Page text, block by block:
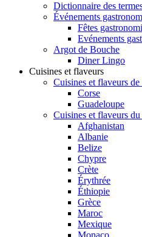
Dictionnaire des
Événements
Fêtes
Evénements
Argot de Bouche
Diner Lingo
Cuisines et flaveurs
Cuisines et flaveurs de
Corse
Guadeloupe
Cuisines et flaveurs
Afghanistan
Albanie
Belize
Chypre
Crète
Érythrée
Éthiopie
Grèce
Maroc
Mexique